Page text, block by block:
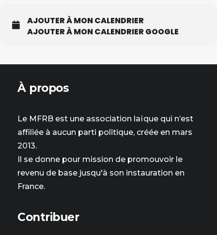
AJOUTER À MON CALENDRIER
AJOUTER À MON CALENDRIER GOOGLE
À propos
Le MFRB est une association laïque qui n’est
affiliée à aucun parti politique, créée en mars
2013.
Il se donne pour mission de promouvoir le
revenu de base jusqu'à son instauration en
France.
Contribuer